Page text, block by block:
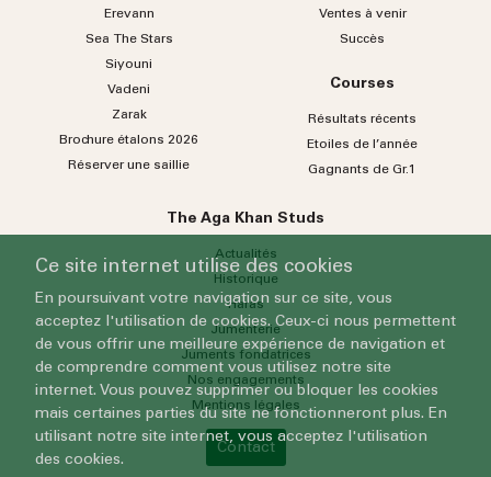
Erevann
Sea TheStars
Siyouni
Vadeni
Zarak
Brochure étalons 2026
Réserver une saillie
Ventes à venir
Succès
Courses
Résultats récents
Etoiles de l’année
Gagnants de Gr.1
The Aga Khan Studs
Actualités
Historique
Haras
Jumenterie
Juments fondatrices
Nos engagements
Mentions légales
Contact
Ce site internet utilise des cookies
En poursuivant votre navigation sur ce site, vous
acceptez l'utilisation de cookies. Ceux-ci nous permettent
de vous offrir une meilleure expérience de navigation et
de comprendre comment vous utilisez notre site
internet. Vous pouvez supprimer ou bloquer les cookies
mais certaines parties du site ne fonctionneront plus. En
utilisant notre site internet, vous acceptez l'utilisation
des cookies.